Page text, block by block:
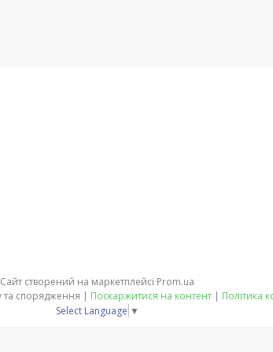
Сайт створений на маркетплейсі Prom.ua
ЕКВІТ - магазин тактичного одягу та спорядження | Поскаржитися на контент | Політика
Select Language ▼